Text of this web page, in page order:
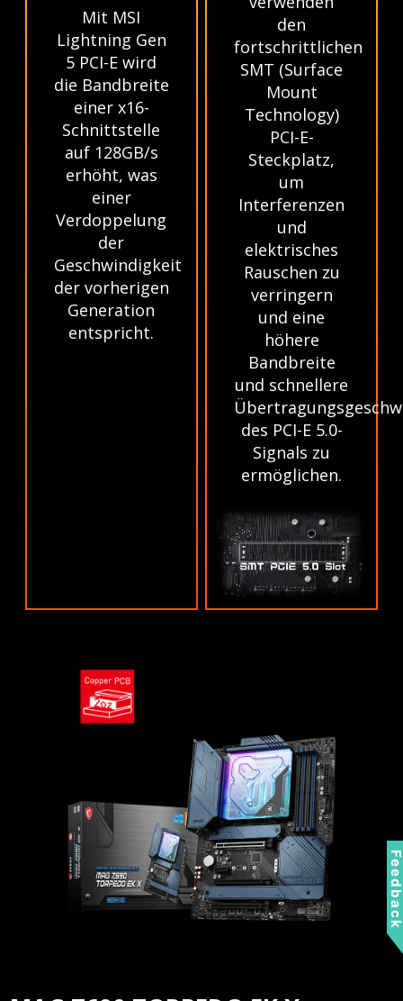
Mit MSI
Lightning Gen
5 PCI-E wird
die Bandbreite
einer x16-
Schnittstelle
auf 128GB/s
erhöht, was
einer
Verdoppelung
der
Geschwindigkeit
der vorherigen
Generation
entspricht.
den
fortschrittlichen
SMT (Surface
Mount
Technology)
PCI-E-
Steckplatz,
um
Interferenzen
und
elektrisches
Rauschen zu
verringern
und eine
höhere
Bandbreite
und schnellere
des PCI-E 5.0-
Signals zu
ermöglichen.